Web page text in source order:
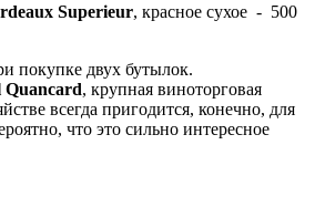
Superieur, красное сухое - 500
покупке двух бутылок.
Quancard, крупная виноторговая
всегда пригодится, конечно, для
что это сильно интересное